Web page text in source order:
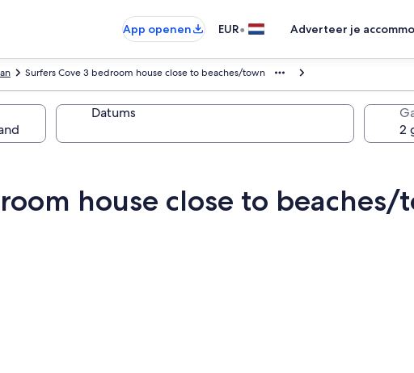
App openen
EUR• Adverteer je
Surfers Cove 3 bedroom house close to beaches/town
Datums
house close to beaches/